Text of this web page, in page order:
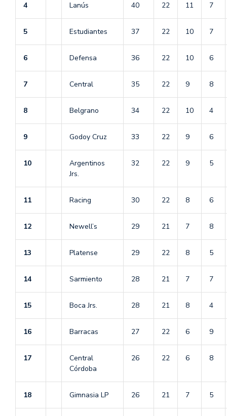
4 Lanús 40 22 11 7
5 Estudiantes 37 22 10 7
6 Defensa 36 22 10 6
7 Central 35 22 9 8
8 Belgrano 34 22 10 4
9 Godoy Cruz 33 22 9 6
10
Argentinos
Jrs.
32 22 9 5
11 Racing 30 22 8 6
12 Newell’s 29 21 7 8
13 Platense 29 22 8 5
14 Sarmiento 28 21 7 7
15 Boca Jrs. 28 21 8 4
16 Barracas 27 22 6 9
17
Central
Córdoba
26 22 6 8
18 Gimnasia LP 26 21 7 5